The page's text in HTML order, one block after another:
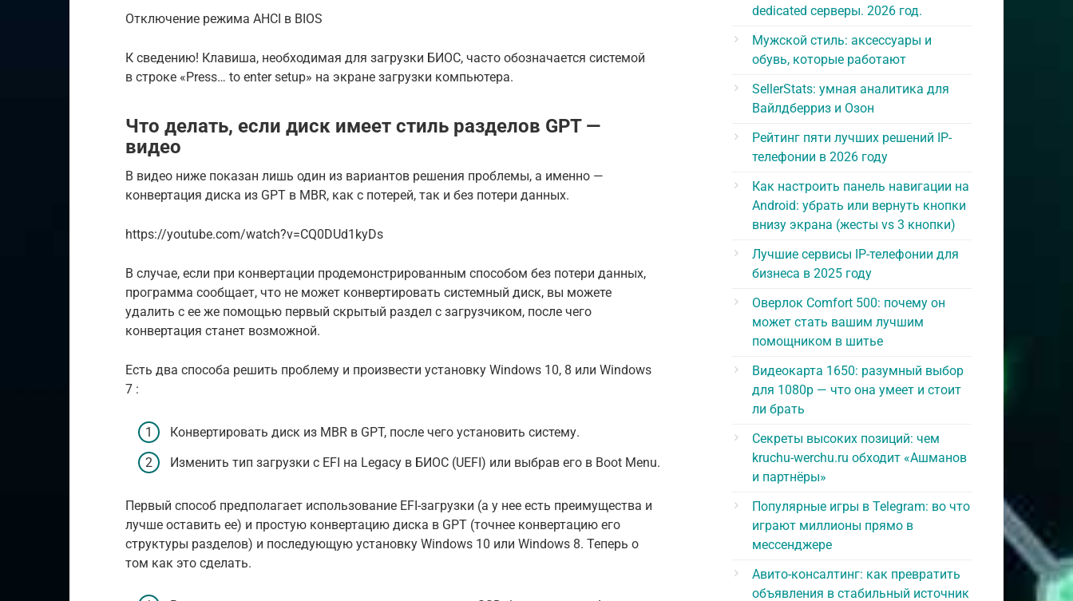
Отключение режима AHCI в BIOS
К сведению! Клавиша, необходимая для загрузки БИОС, часто обозначается системой
в строке «Press… to enter setup» на экране загрузки компьютера.
Что делать, если диск имеет стиль разделов GPT —
видео
В видео ниже показан лишь один из вариантов решения проблемы, а именно —
конвертация диска из GPT в MBR, как с потерей, так и без потери данных.
https://youtube.com/watch?v=CQ0DUd1kyDs
В случае, если при конвертации продемонстрированным способом без потери данных,
программа сообщает, что не может конвертировать системный диск, вы можете
удалить с ее же помощью первый скрытый раздел с загрузчиком, после чего
конвертация станет возможной.
Есть два способа решить проблему и произвести установку Windows 10, 8 или Windows
7 :
Конвертировать диск из MBR в GPT, после чего установить систему.
Изменить тип загрузки с EFI на Legacy в БИОС (UEFI) или выбрав его в Boot Menu.
Первый способ предполагает использование EFI-загрузки (а у нее есть преимущества и
лучше оставить ее) и простую конвертацию диска в GPT (точнее конвертацию его
структуры разделов) и последующую установку Windows 10 или Windows 8. Теперь о
том как это сделать.
dedicated серверы. 2026 год.
Мужской стиль: аксессуары и
обувь, которые работают
SellerStats: умная аналитика для
Вайлдберриз и Озон
Рейтинг пяти лучших решений IP-
телефонии в 2026 году
Как настроить панель навигации на
Android: убрать или вернуть кнопки
внизу экрана (жесты vs 3 кнопки)
Лучшие сервисы IP-телефонии для
бизнеса в 2025 году
Оверлок Comfort 500: почему он
может стать вашим лучшим
помощником в шитье
Видеокарта 1650: разумный выбор
для 1080p — что она умеет и стоит
ли брать
Секреты высоких позиций: чем
kruchu-werchu.ru обходит «Ашманов
и партнёры»
Популярные игры в Telegram: во что
играют миллионы прямо в
мессенджере
Авито-консалтинг: как превратить
объявления в стабильный источник